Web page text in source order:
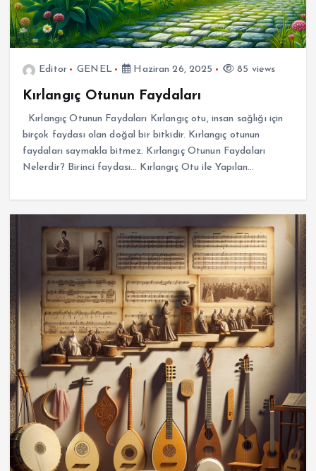
Editor GENEL Haziran 26, 2025 85 views
Kırlangıç Otunun Faydaları
Kırlangıç Otunun Faydaları Kırlangıç otu, insan sağlığı için
birçok faydası olan doğal bir bitkidir. Kırlangıç otunun
faydaları saymakla bitmez. Kırlangıç Otunun Faydaları
Nelerdir? Birinci faydası… Kırlangıç Otu ile Yapılan…